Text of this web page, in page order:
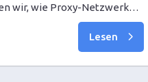
wir, wie Proxy-Netzwerke
vor Geoblocking retten.
Proxy auswählen und die
mit Cloaking.House für
Lesen